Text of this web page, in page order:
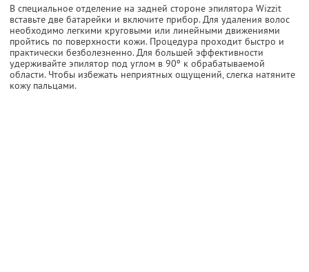
В специальное отделение на задней стороне эпилятора Wizzit
вставьте две батарейки и включите прибор. Для удаления волос
необходимо легкими круговыми или линейными движениями
пройтись по поверхности кожи. Процедура проходит быстро и
практически безболезненно. Для большей эффективности
удерживайте эпилятор под углом в 90º к обрабатываемой
области. Чтобы избежать неприятных ощущений, слегка натяните
кожу пальцами.